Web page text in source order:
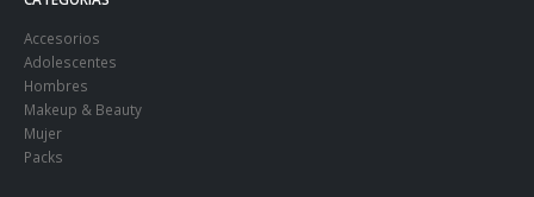
Accesorios
Adolescentes
Hombres
Makeup & Beauty
Mujer
Packs